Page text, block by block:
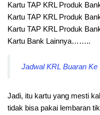
Kartu TAP KRL Produk
Kartu TAP KRL Produk
Kartu TAP KRL Produk
Kartu Bank Lainnya……..
Jadwal KRL Buaran Ke
Jadi, itu kartu yang mesti
tidak bisa pakai lembaran